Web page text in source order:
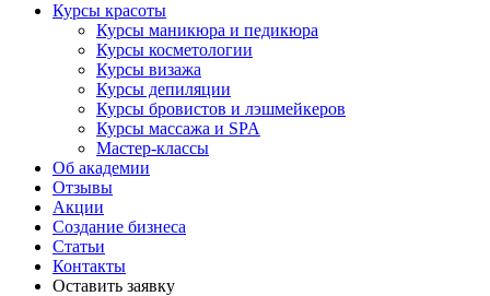
Курсы красоты
Курсы маникюра и педикюра
Курсы косметологии
Курсы визажа
Курсы депиляции
Курсы бровистов и лэшмейкеров
Курсы массажа и SPA
Мастер-классы
Об академии
Отзывы
Акции
Создание бизнеса
Статьи
Контакты
Оставить заявку